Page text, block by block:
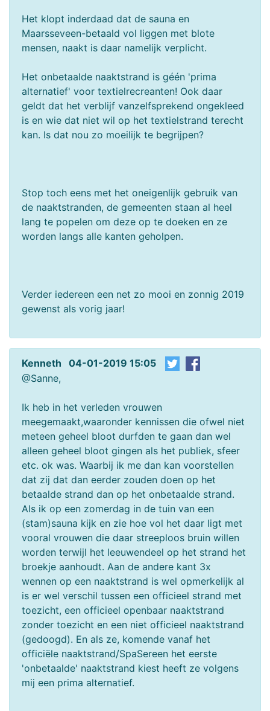
Het klopt inderdaad dat de sauna en
Maarsseveen-betaald vol liggen met blote
mensen, naakt is daar namelijk verplicht.
Het onbetaalde naaktstrand is géén 'prima
alternatief' voor textielrecreanten! Ook daar
geldt dat het verblijf vanzelfsprekend ongekleed
is en wie dat niet wil op het textielstrand terecht
kan. Is dat nou zo moeilijk te begrijpen?
Stop toch eens met het oneigenlijk gebruik van
de naaktstranden, de gemeenten staan al heel
lang te popelen om deze op te doeken en ze
worden langs alle kanten geholpen.
Verder iedereen een net zo mooi en zonnig 2019
gewenst als vorig jaar!
Kenneth 04-01-2019 15:05
@Sanne,
Ik heb in het verleden vrouwen
meegemaakt,waaronder kennissen die ofwel niet
meteen geheel bloot durfden te gaan dan wel
alleen geheel bloot gingen als het publiek, sfeer
etc. ok was. Waarbij ik me dan kan voorstellen
dat zij dat dan eerder zouden doen op het
betaalde strand dan op het onbetaalde strand.
Als ik op een zomerdag in de tuin van een
(stam)sauna kijk en zie hoe vol het daar ligt met
vooral vrouwen die daar streeploos bruin willen
worden terwijl het leeuwendeel op het strand het
broekje aanhoudt. Aan de andere kant 3x
wennen op een naaktstrand is wel opmerkelijk al
is er wel verschil tussen een officieel strand met
toezicht, een officieel openbaar naaktstrand
zonder toezicht en een niet officieel naaktstrand
(gedoogd). En als ze, komende vanaf het
officiële naaktstrand/SpaSereen het eerste
'onbetaalde' naaktstrand kiest heeft ze volgens
mij een prima alternatief.